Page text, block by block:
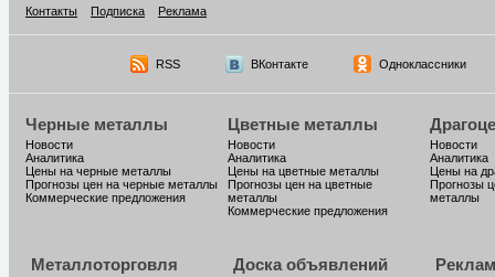
Контакты
Подписка Реклама
RSS ВКонтакте Одноклассники
Черные металлы
Новости
Аналитика
Цены на черные металлы
Прогнозы цен на черные металлы
Коммерческие предложения
Цветные металлы
Новости
Аналитика
Цены на цветные металлы
Прогнозы цен на цветные
металлы
Коммерческие предложения
Новости
Аналитика
Цены на
Прогнозы
металлы
Металлоторговля Доска объявлений